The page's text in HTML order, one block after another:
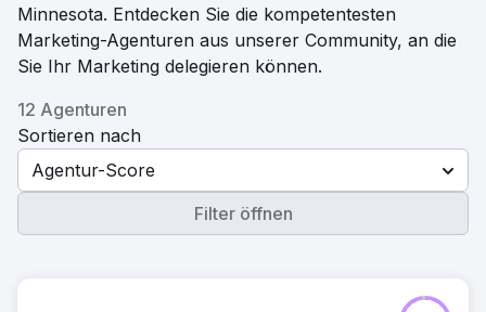
Minnesota. Entdecken Sie die kompetentesten
Marketing-Agenturen aus unserer Community, an die
Sie Ihr Marketing delegieren können.
12 Agenturen
Sortieren nach
Agentur-Score
Filter öffnen